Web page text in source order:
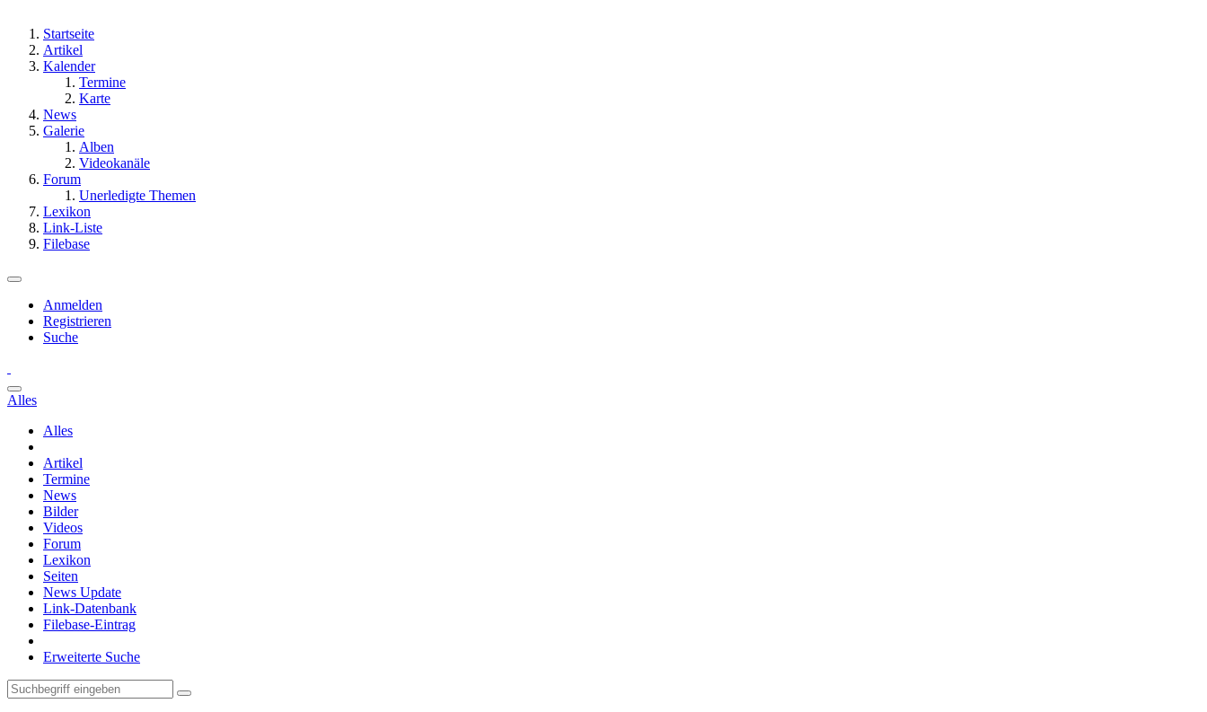
Startseite
Artikel
Kalender
Termine
Karte
News
Galerie
Alben
Videokanäle
Forum
Unerledigte Themen
Lexikon
Link-Liste
Filebase
Anmelden
Registrieren
Suche
Alles
Alles
Artikel
Termine
News
Bilder
Videos
Forum
Lexikon
Seiten
News Update
Link-Datenbank
Filebase-Eintrag
Erweiterte Suche